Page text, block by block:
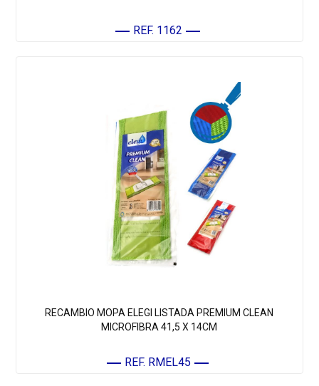
REF. 1162
RECAMBIO MOPA ELEGI LISTADA PREMIUM CLEAN
MICROFIBRA 41,5 X 14CM
REF. RMEL45